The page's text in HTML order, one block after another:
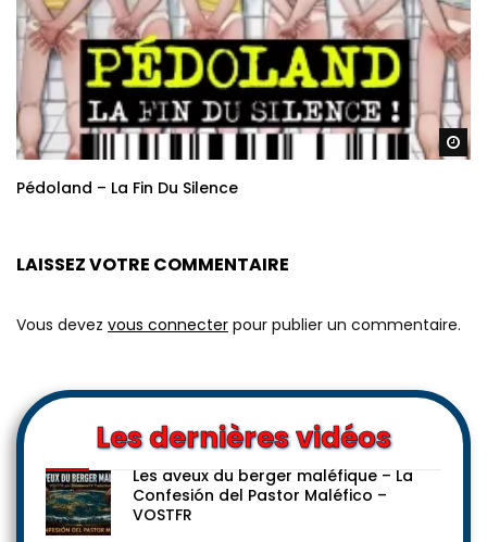
Pédoland – La Fin Du Silence
LAISSEZ VOTRE COMMENTAIRE
Vous devez vous connecter pour publier un commentaire.
Les dernières vidéos
Les aveux du berger maléfique – La
Confesión del Pastor Maléfico –
VOSTFR